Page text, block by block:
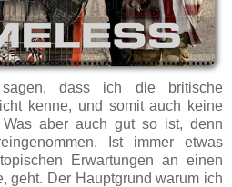
dass ich die britische
kenne, und somit auch keine
aber auch gut so ist, denn
Ist immer etwas
Erwartungen an einen
geht. Der Hauptgrund warum ich